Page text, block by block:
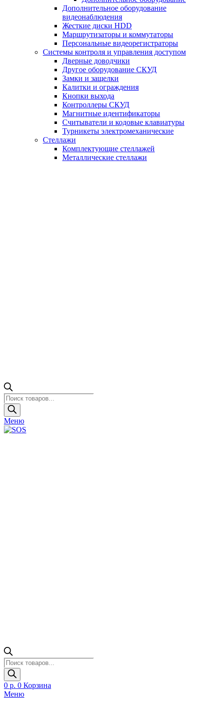
Дополнительное оборудование
видеонаблюдения
Жесткие диски HDD
Маршрутизаторы и коммутаторы
Персональные видеорегистраторы
Системы контроля и управления доступом
Дверные доводчики
Другое оборудование СКУД
Замки и защелки
Калитки и ограждения
Кнопки выхода
Контроллеры СКУД
Магнитные идентификаторы
Считыватели и кодовые клавиатуры
Турникеты электромеханические
Стеллажи
Комплектующие стеллажей
Металлические стеллажи
Поиск
товаров
Меню
Поиск
товаров
0 р. 0 Корзина
Меню